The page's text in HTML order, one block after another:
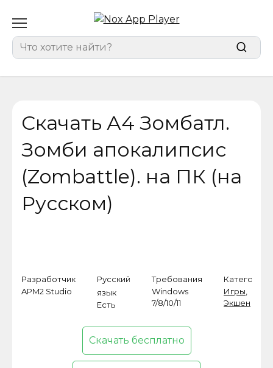
содержанию
for:
Скачать А4 Зомбатл.
Зомби апокалипсис
(Zombattle). на ПК (на
Русском)
Разработчик
APM2 Studio
Русский
язык
Есть
Требования
Windows
7/8/10/11
Категория
Игры
Экшен
Скачать бесплатно